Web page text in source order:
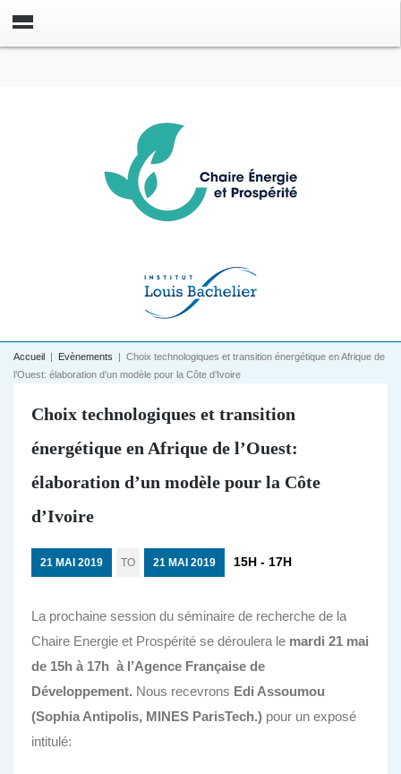
Accueil | Evènements | Choix technologiques et transition énergétique en Afrique de
l’Ouest: élaboration d’un modèle pour la Côte d’Ivoire
Choix technologiques et transition
énergétique en Afrique de l’Ouest:
élaboration d’un modèle pour la Côte
d’Ivoire
21 MAI 2019 TO 21 MAI 2019 15H - 17H
La prochaine session du séminaire de recherche de la
Chaire Energie et Prospérité se déroulera le mardi 21 mai
de 15h à 17h à l’Agence Française de
Développement. Nous recevrons Edi Assoumou
(Sophia Antipolis, MINES ParisTech.) pour un exposé
intitulé: